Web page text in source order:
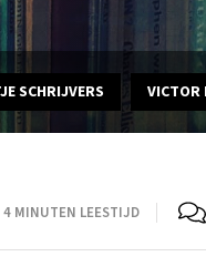
SCHRIJVERS VICTOR
4 MINUTEN LEESTIJD